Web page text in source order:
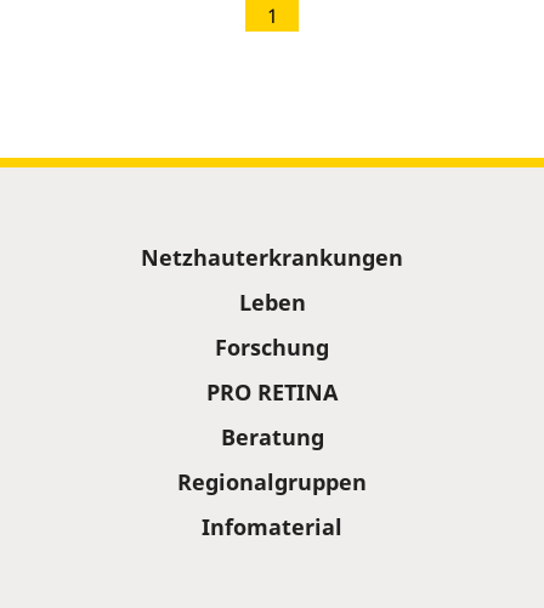
1
Netzhauterkrankungen
Leben
Forschung
PRO RETINA
Beratung
Regionalgruppen
Infomaterial